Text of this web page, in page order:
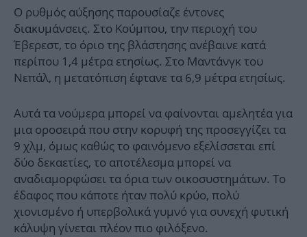
Ο ρυθμός αύξησης παρουσίαζε έντονες
διακυμάνσεις. Στο Κούμπου, την περιοχή του
Έβερεστ, το όριο της βλάστησης ανέβαινε κατά
περίπου 1,4 μέτρα ετησίως. Στο Μαντάνγκ του
Νεπάλ, η μετατόπιση έφτανε τα 6,9 μέτρα ετησίως.
Αυτά τα νούμερα μπορεί να φαίνονται αμελητέα για
μια οροσειρά που στην κορυφή της προσεγγίζει τα
9 χλμ, όμως καθώς το φαινόμενο εξελίσσεται επί
δύο δεκαετίες, το αποτέλεσμα μπορεί να
αναδιαμορφώσει τα όρια των οικοσυστημάτων. Το
έδαφος που κάποτε ήταν πολύ κρύο, πολύ
χιονισμένο ή υπερβολικά γυμνό για συνεχή φυτική
κάλυψη γίνεται πλέον πιο φιλόξενο.